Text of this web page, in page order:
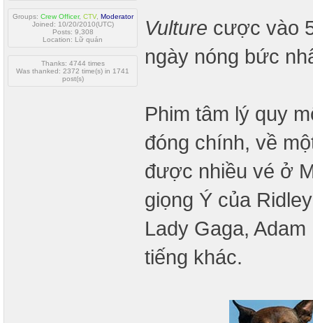
Groups: Crew Officer, CTV, Moderator
Joined: 10/20/2010(UTC)
Posts: 9,308
Location: Lữ quán
Thanks: 4744 times
Was thanked: 2372 time(s) in 1741
post(s)
Vulture cược vào
ngày nóng bức
Phim tâm lý quy
đóng chính, về
được nhiều vé ở
giọng Ý của
Lady Gaga,
tiếng khác.